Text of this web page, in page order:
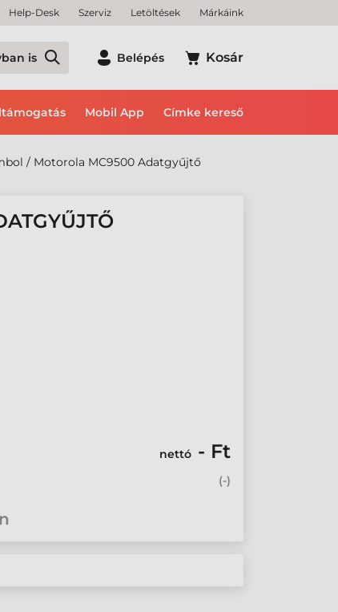
Help-Desk Szerviz Letöltések Márkáink
is Belépés Kosár
Mobil App Címke kereső
/ Motorola MC9500 Adatgyűjtő
nettó - Ft
(-)